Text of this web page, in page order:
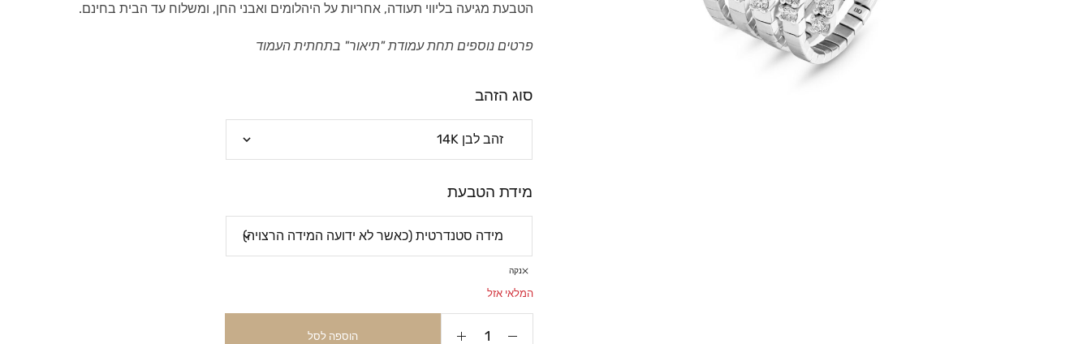
הטבעת מגיעה בליווי תעודה, אחריות על היהלומים ואבני החן, ומשלוח עד הבית בחינם.
פרטים נוספים תחת עמודת "תיאור" בתחתית העמוד
סוג הזהב
מידת הטבעת
נקה
המלאי אזל
הוספה לסל